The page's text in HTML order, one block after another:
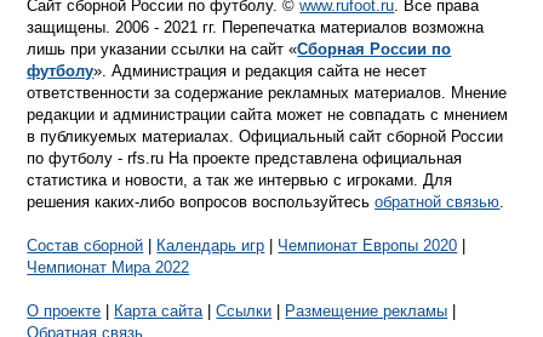
Сайт сборной России по футболу. ©www.rufoot.ru. Все права
защищены. 2006 - 2021 гг. Перепечатка материалов возможна
лишь при указании ссылки на сайт «Сборная России по
футболу». Администрация и редакция сайта не несет
ответственности за содержание рекламных материалов. Мнение
редакции и администрации сайта может не совпадать с мнением
в публикуемых материалах. Официальный сайт сборной России
по футболу - rfs.ru На проекте представлена официальная
статистика и новости, а так же интервью с игроками. Для
решения каких-либо вопросов воспользуйтесьобратной связью.
Состав сборной Календарь игр Чемпионат Европы 2020
Чемпионат Мира 2022
О проекте Карта сайта|Ссылки Размещение рекламы
Обратная связь